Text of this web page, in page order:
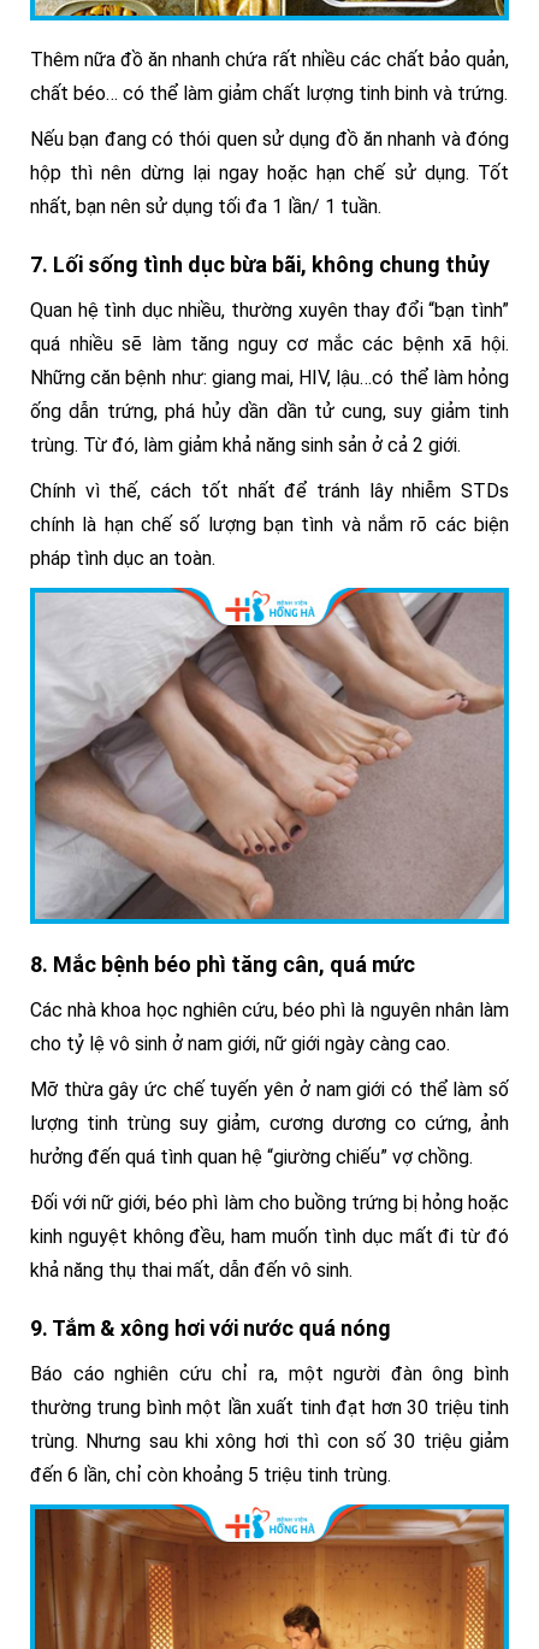
Thêm nữa đồ ăn nhanh chứa rất nhiều các chất bảo quản,
chất béo… có thể làm giảm chất lượng tinh binh và trứng.
Nếu bạn đang có thói quen sử dụng đồ ăn nhanh và đóng
hộp thì nên dừng lại ngay hoặc hạn chế sử dụng. Tốt
nhất, bạn nên sử dụng tối đa 1 lần/ 1 tuần.
7. Lối sống tình dục bừa bãi, không chung thủy
Quan hệ tình dục nhiều, thường xuyên thay đổi “bạn tình”
quá nhiều sẽ làm tăng nguy cơ mắc các bệnh xã hội.
Những căn bệnh như: giang mai, HIV, lậu…có thể làm hỏng
ống dẫn trứng, phá hủy dần dần tử cung, suy giảm tinh
trùng. Từ đó, làm giảm khả năng sinh sản ở cả 2 giới.
Chính vì thế, cách tốt nhất để tránh lây nhiễm STDs
chính là hạn chế số lượng bạn tình và nắm rõ các biện
pháp tình dục an toàn.
8. Mắc bệnh béo phì tăng cân, quá mức
Các nhà khoa học nghiên cứu, béo phì là nguyên nhân làm
cho tỷ lệ vô sinh ở nam giới, nữ giới ngày càng cao.
Mỡ thừa gây ức chế tuyến yên ở nam giới có thể làm số
lượng tinh trùng suy giảm, cương dương co cứng, ảnh
hưởng đến quá tình quan hệ “giường chiếu” vợ chồng.
Đối với nữ giới, béo phì làm cho buồng trứng bị hỏng hoặc
kinh nguyệt không đều, ham muốn tình dục mất đi từ đó
khả năng thụ thai mất, dẫn đến vô sinh.
9. Tắm & xông hơi với nước quá nóng
Báo cáo nghiên cứu chỉ ra, một người đàn ông bình
thường trung bình một lần xuất tinh đạt hơn 30 triệu tinh
trùng. Nhưng sau khi xông hơi thì con số 30 triệu giảm
đến 6 lần, chỉ còn khoảng 5 triệu tinh trùng.